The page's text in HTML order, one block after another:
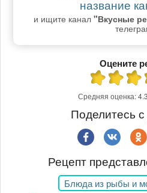
название
и ищите канал "Вкусные
Оцените
Средняя оценка:4.3
Поделитесь
Рецепт
Блюда из рыбы и